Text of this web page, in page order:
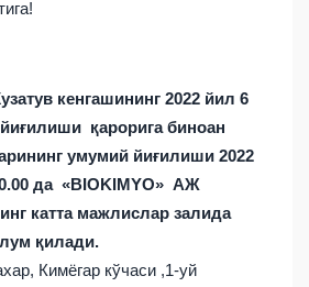
кенгашининг 2022 йил 6
қарорига биноан
умумий йиғилиши 2022
да «BIOKIMYO» АЖ
катта мажлислар залида
қилади.
Кимёгар кўчаси ,1-уй